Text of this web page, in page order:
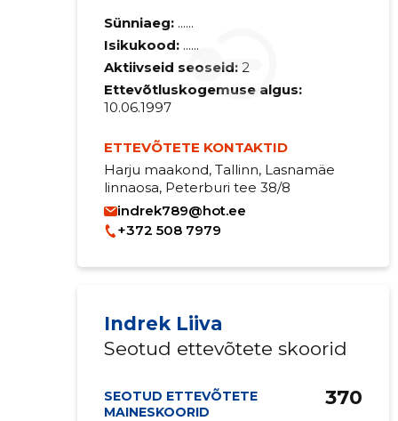
Sünniaeg: ......
Isikukood: ......
Aktiivseid seoseid: 2
Ettevõtluskogemuse algus:
10.06.1997
ETTEVÕTETE KONTAKTID
Harju maakond, Tallinn, Lasnamäe
linnaosa, Peterburi tee 38/8
indrek789@hot.ee
+372 508 7979
Indrek Liiva
Seotud ettevõtete skoorid
SEOTUD ETTEVÕTETE
MAINESKOORID
370